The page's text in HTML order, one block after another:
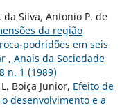
da Silva, Antonio P. de
da região
podridões em seis
, Anais da Sociedade
n. 1 (1989)
Boiça Junior, Efeito de
desenvolvimento e a